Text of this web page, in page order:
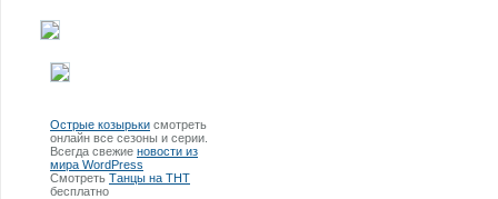
Острые козырьки смотреть
онлайн все сезоны и серии.
Всегда свежие новости из
мира WordPress
Смотреть Танцы на ТНТ
бесплатно